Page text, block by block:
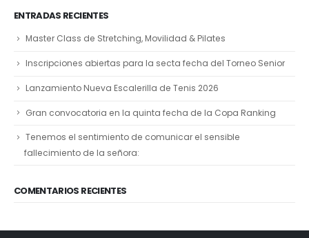
ENTRADAS RECIENTES
Master Class de Stretching, Movilidad & Pilates
Inscripciones abiertas para la secta fecha del Torneo Senior
Lanzamiento Nueva Escalerilla de Tenis 2026
Gran convocatoria en la quinta fecha de la Copa Ranking
Tenemos el sentimiento de comunicar el sensible
fallecimiento de la señora:
COMENTARIOS RECIENTES